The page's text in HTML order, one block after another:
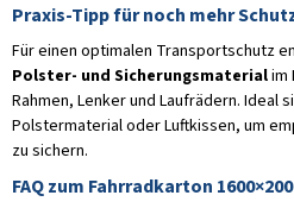
Praxis-Tipp für noch mehr
Für einen optimalen Transportschutz
Polster- und Sicherungsmaterialim
Rahmen, Lenker und Laufrädern. Ideal
Polstermaterial oder Luftkissen, um
zu sichern.
FAQ zum Fahrradkarton